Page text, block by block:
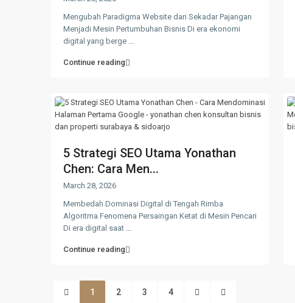
Mengubah Paradigma Website dari Sekadar Pajangan
Menjadi Mesin Pertumbuhan Bisnis Di era ekonomi
digital yang berge ...
Continue reading
5 Strategi SEO Utama Yonathan
Chen: Cara Men...
March 28, 2026
Membedah Dominasi Digital di Tengah Rimba
Algoritma Fenomena Persaingan Ketat di Mesin Pencari
Di era digital saat ...
Continue reading
1 2 3 4